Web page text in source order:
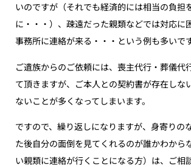
いのですが（それでも経済的には相当の負担
に・・・）、疎遠だった親類などでは対応に
事務所に連絡が来る・・・という例も多いです
ご遺族からのご依頼には、喪主代行・葬儀代
て頂きますが、ご本人との契約書が存在しな
ないことが多くなってしまいます。
ですので、繰り返しになりますが、身寄りの
た後自分の面倒を見てくれるのが誰かわから
い親類に連絡が行くことになる方）は、ご相